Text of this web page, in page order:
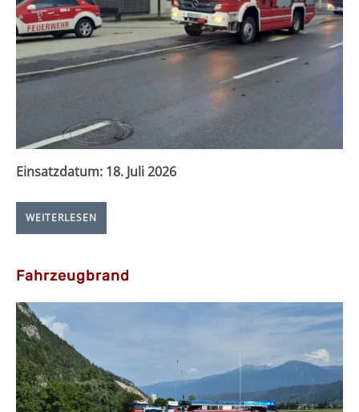
Einsatzdatum: 18. Juli 2026
WEITERLESEN
Fahrzeugbrand